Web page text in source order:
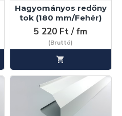
Hagyományos redőny
tok (180 mm/Fehér)
5 220 Ft / fm
(Bruttó)